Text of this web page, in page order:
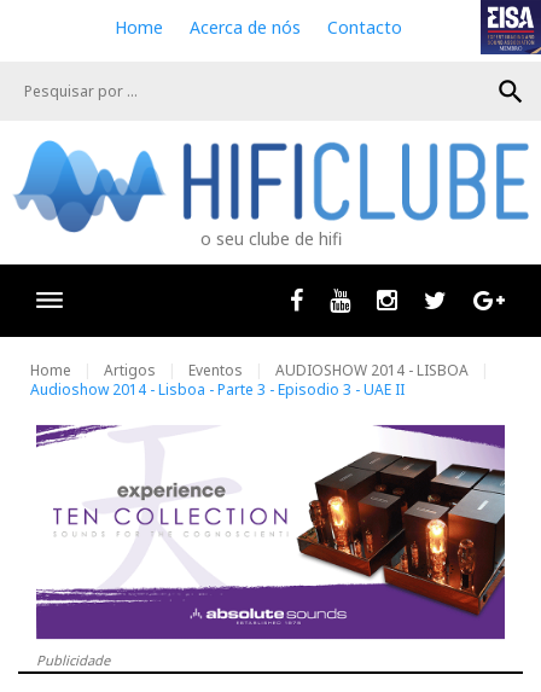
e
Home Acerca de nós Contacto
search
o seu clube de hifi
Facebook
Youtube InstagramTwitter
Home Artigos Eventos
AUDIOSHOW 2014 - LISBOA
Audioshow 2014 - Lisboa - Parte 3 - Episodio 3 - UAE II
Publicidade